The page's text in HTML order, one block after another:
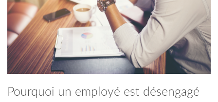
Pourquoi un employé est désengagé